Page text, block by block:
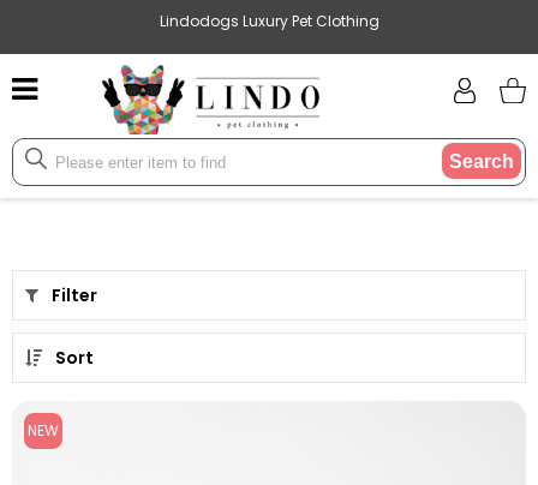
Lindodogs Luxury Pet Clothing
Search
Filter
Sort
NEW